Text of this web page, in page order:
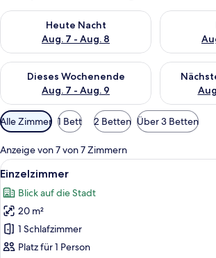
Heute Nacht
Aug. 7 - Aug. 8
Überprüfe die Verfügbarkeit für heute
Überprüfe
Dieses Wochenende
Aug. 7 - Aug. 9
Überprüfe die Verfügbarkeit für dieses
Überprüfe
Verfügbare
Filter
für
Zimmer
Alle Zimmer 1 Bett 2 Betten Über 3 Betten
Anzeige von 7 von 7 Zimmern
Alle
Fotos
für
Einzelzimmer
anzeigen
Ein
5
Einzelzimmer
Blick auf die Stadt
20 m²
1 Schlafzimmer
Platz für 1 Person